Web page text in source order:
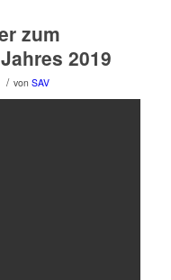
zum
2019
/ von SAV